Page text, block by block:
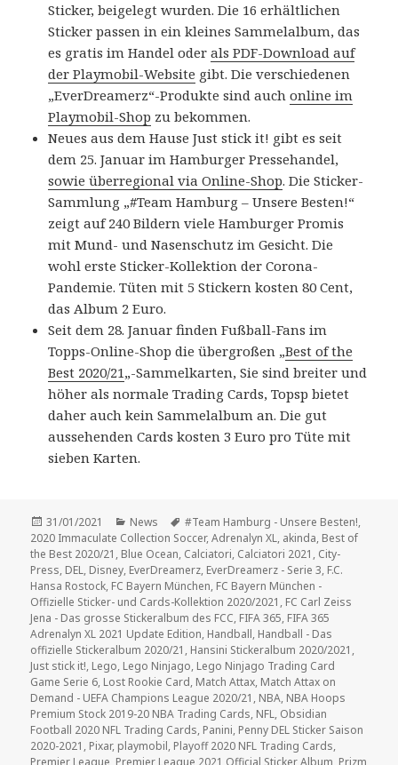
Sticker, beigelegt wurden. Die 16 erhältlichen
Sticker passen in ein kleines Sammelalbum, das
es gratis im Handel oderals PDF-Download auf
der Playmobil-Website gibt. Die verschiedenen
„EverDreamerz“-Produkte sind auchonline im
Playmobil-Shop zu bekommen.
Neues aus dem Hause Just stick it! gibt es seit
dem 25. Januar im Hamburger Pressehandel,
sowie überregional via Online-Shop. Die Sticker-
Sammlung „#Team Hamburg – Unsere Besten!“
zeigt auf 240 Bildern viele Hamburger Promis
mit Mund- und Nasenschutz im Gesicht. Die
wohl erste Sticker-Kollektion der Corona-
Pandemie. Tüten mit 5 Stickern kosten 80 Cent,
das Album 2 Euro.
Seit dem 28. Januar finden Fußball-Fans im
Topps-Online-Shop die übergroßen „Best of the
Best 2020/21„-Sammelkarten, Sie sind breiter und
höher als normale Trading Cards, Topsp bietet
daher auch kein Sammelalbum an. Die gut
aussehenden Cards kosten 3 Euro pro Tüte mit
sieben Karten.
Veröffentlicht
am
31/01/2021 Kategorien
News Schlagwörter
#Team Hamburg - Unsere Besten!,
2020 Immaculate Collection Soccer,Adrenalyn XL, akinda, Best of
the Best 2020/21 , Blue Ocean, Calciatori, Calciatori 2021 , City-
Press, DEL, Disney, EverDreamerz, EverDreamerz - Serie 3, F.C.
Hansa Rostock, FC Bayern München, FC Bayern München -
Offizielle Sticker- und Cards-Kollektion 2020/2021 , FC Carl Zeiss
Jena - Das grosse Stickeralbum des FCC, FIFA 365, FIFA 365
Adrenalyn XL 2021 Update Edition, Handball, Handball - Das
offizielle Stickeralbum 2020/21 , Hansini Stickeralbum 2020/2021 ,
Just stick it!, Lego, Lego Ninjago, Lego Ninjago Trading Card
Game Serie 6, Lost Rookie Card, Match Attax, Match Attax on
Demand - UEFA Champions League 2020/21 , NBA, NBA Hoops
Premium Stock 2019-20 NBA Trading Cards, NFL, Obsidian
Football 2020 NFL Trading Cards, Panini, Penny DEL Sticker Saison
2020-2021 , Pixar, playmobil, Playoff 2020 NFL Trading Cards,
Premier League Premier League 2021 Official Sticker Album Prizm